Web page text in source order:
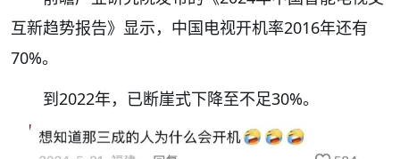
互新趋势报告》显示， 中国电视开机率2016年还有
70%。
到2022年，已断崖式下降至不足30%。